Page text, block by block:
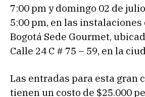
7:00 pm y domingo 02 de
5:00 pm, en las instalaciones
Bogotá Sede Gourmet,
Calle 24 C # 75 – 59, en la
Las entradas para esta gran
tienen un costo de $25.000